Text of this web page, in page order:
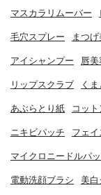
マスカラリムーバー
毛穴スプレー まつ
アイシャンプー 唇美
リップスクラブ く
あぶらとり紙 コット
ニキビパッチ フェ
マイクロニードルパ
電動洗顔ブラシ 美白